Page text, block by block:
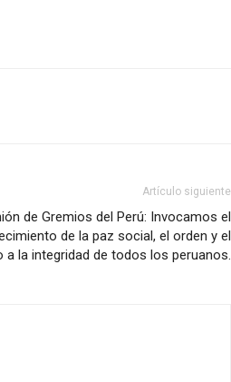
Artículo siguiente
de Gremios del Perú: Invocamos el
de la paz social, el orden y el
a la integridad de todos los peruanos.